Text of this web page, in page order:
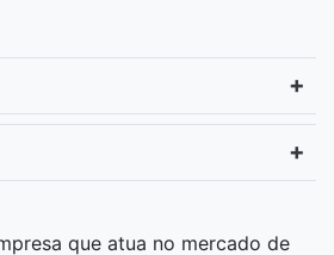
que atua no mercado de